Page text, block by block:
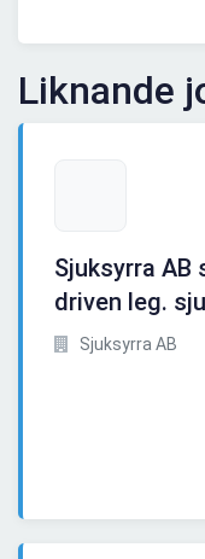
Liknande
Sjuksyrra AB
driven leg.
Sjuksyrra AB